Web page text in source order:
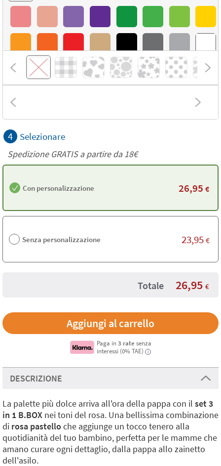
4 Selezionare
Spedizione GRATIS a partire da18€
Con personalizzazione 26,95 €
Senza personalizzazione 23,95 €
Totale 26,95 €
Paga in 3 rate senza
interessi (0% TAE)
i
DESCRIZIONE
La palette più dolce arriva all'ora della pappa con il set 3
in 1 B.BOX nei toni del rosa. Una bellissima combinazione
di rosa pastelloche aggiunge un tocco tenero alla
quotidianità del tuo bambino, perfetta per le mamme che
amano curare ogni dettaglio, dalla pappa allo zainetto
dell'asilo.